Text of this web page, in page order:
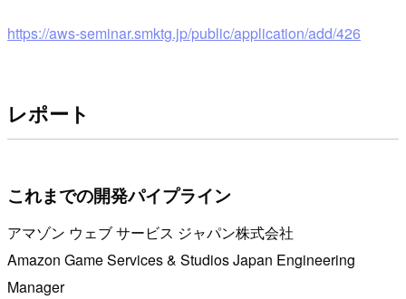
https://aws-seminar.smktg.jp/public/application/add/426
レポート
これまでの開発パイプライン
アマゾン ウェブ サービス ジャパン株式会社
Amazon Game Services & Studios Japan Engineering
Manager